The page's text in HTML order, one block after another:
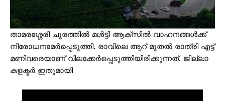
താമരശ്ശേരി ചുരത്തിൽ മൾട്ടി ആക്‌സിൽ വാഹനങ്ങൾക്ക്
നിരോധനമേർപ്പെടുത്തി. രാവിലെ ആറ് മുതൽ രാത്രി എട്ട്
മണിവരെയാണ് വിലക്കേർപ്പെടുത്തിയിരിക്കുന്നത്. ജില്ലാ
കളക്ടർ ഇതുമായി